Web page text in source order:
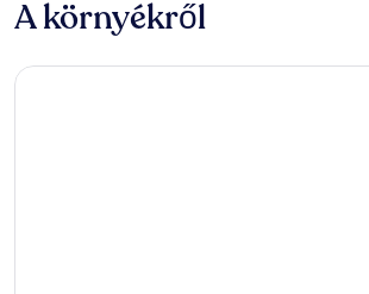
A környékről